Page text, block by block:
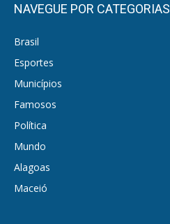
NAVEGUE POR CATEGORIAS
Brasil
Esportes
Municípios
Famosos
Política
Mundo
Alagoas
Maceió